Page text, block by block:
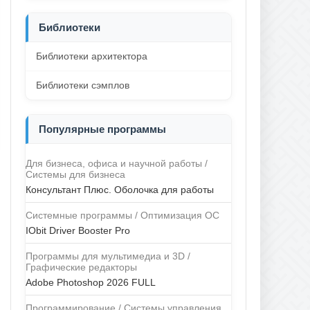
Библиотеки
Библиотеки архитектора
Библиотеки сэмплов
Популярные программы
Для бизнеса, офиса и научной работы /
Системы для бизнеса
Консультант Плюс. Оболочка для работы
Системные программы / Оптимизация ОС
IObit Driver Booster Pro
Программы для мультимедиа и 3D /
Графические редакторы
Adobe Photoshop 2026 FULL